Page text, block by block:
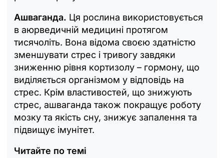
Ашваганда. Ця рослина використовується
в аюрведичній медицині протягом
тисячоліть. Вона відома своєю здатністю
зменшувати стрес і тривогу завдяки
зниженню рівня кортизолу – гормону, що
виділяється організмом у відповідь на
стрес. Крім властивостей, що знижують
стрес, ашваганда також покращує роботу
мозку та якість сну, знижує запалення та
підвищує імунітет.
Читайте по темі